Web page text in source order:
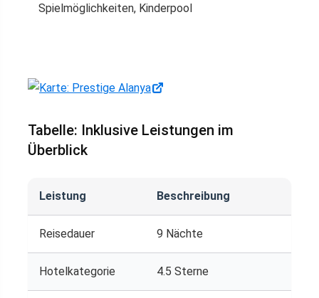
Spielmöglichkeiten, Kinderpool
Tabelle: Inklusive Leistungen im
Überblick
Leistung Beschreibung
Reisedauer 9 Nächte
Hotelkategorie 4.5 Sterne